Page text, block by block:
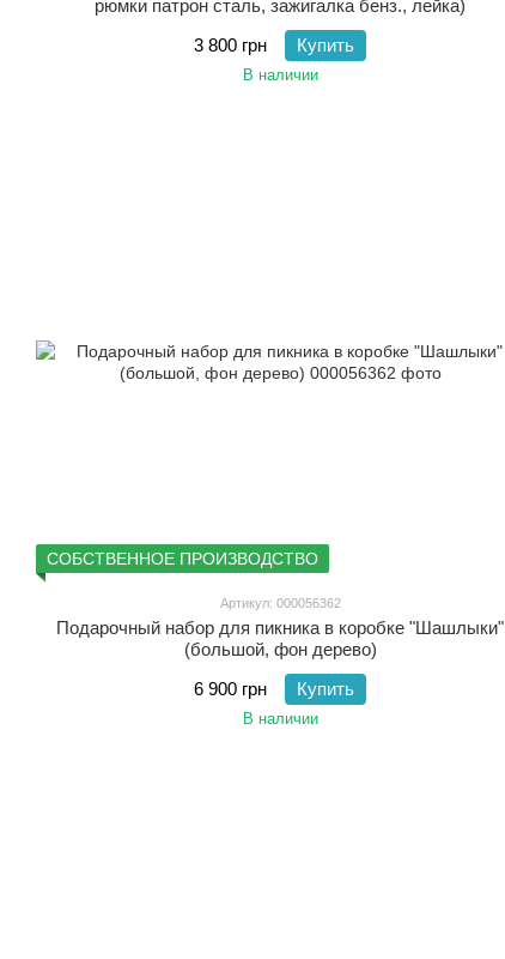
рюмки патрон сталь, зажигалка бенз., лейка)
3 800 грн
Купить
В наличии
СОБСТВЕННОЕ ПРОИЗВОДСТВО
Артикул: 000056362
Подарочный набор для пикника в коробке "Шашлыки"
(большой, фон дерево)
6 900 грн
Купить
В наличии